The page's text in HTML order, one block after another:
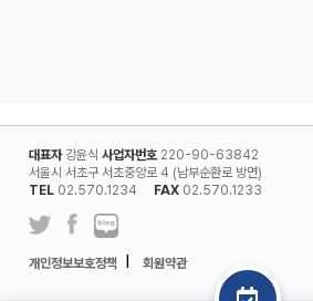
대표자강윤식 사업자번호220-90-63842
서울시 서초구 서초중앙로 4 (남부순환로 방면)
TEL 02.570.1234 FAX 02.570.1233
개인정보보호정책 l 회원약관